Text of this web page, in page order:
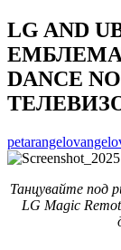
LG AND
DANCE
Танцувайте под
LG Magic